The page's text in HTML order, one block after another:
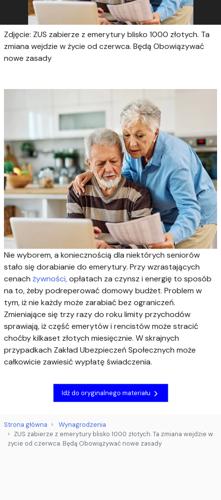
Zdjęcie: ZUS zabierze z emerytury blisko 1000 złotych. Ta
zmiana wejdzie w życie od czerwca. Będą Obowiązywać
nowe zasady
Nie wyborem, a koniecznością dla niektórych seniorów
stało się dorabianie do emerytury. Przy wzrastających
cenach żywności,opłatach za czynsz i energię to sposób
na to, żeby podreperować domowy budżet. Problem w
tym, iż nie każdy może zarabiać bez ograniczeń.
Zmieniające się trzy razy do roku limity przychodów
sprawiają, iż część emerytów i rencistów może stracić
choćby kilkaset złotych miesięcznie. W skrajnych
przypadkach Zakład Ubezpieczeń Społecznych może
całkowicie zawiesić wypłatę świadczenia.
Idź do oryginalnego materiału
Strona główna
Wynagrodzenia
ZUS zabierze z emerytury blisko 1000 złotych. Ta zmiana wejdzie w
życie od czerwca. Będą Obowiązywać nowe zasady